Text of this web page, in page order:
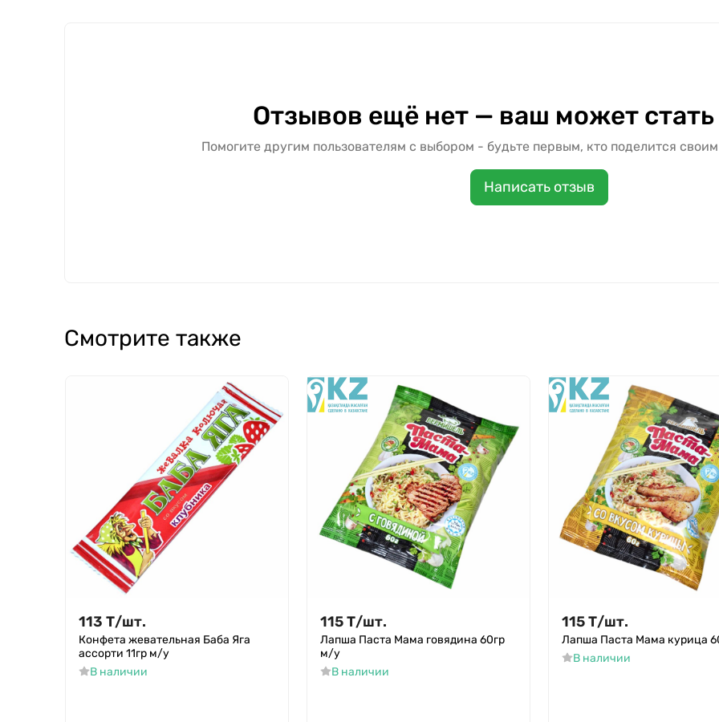
Отзывов ещё нет — ваш может
Помогите другим пользователям с выбором - будьте первым, кто поделится
Написать отзыв
Смотрите также
113 Т/шт.
Конфета жевательная Баба Яга
ассорти 11гр м/у
В наличии
115Т/шт.
Лапша Паста Мама говядина 60гр
м/у
В наличии
115Т/шт.
Лапша Паста Мама курица
В наличии